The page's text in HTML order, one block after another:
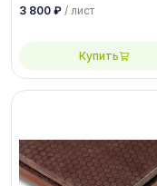
сорт 1/1
3 800 ₽ / лист
Купить